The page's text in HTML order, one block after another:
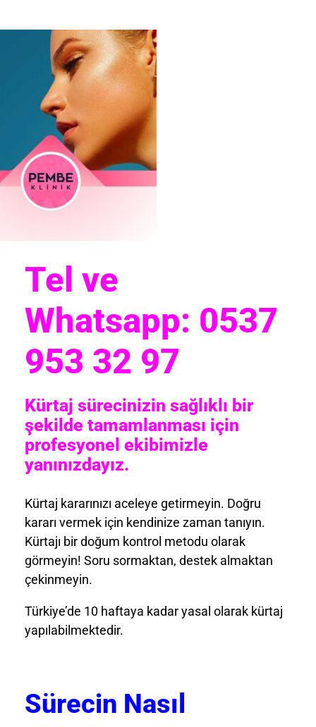
Tel ve
Whatsapp: 0537
953 32 97
Kürtaj sürecinizin sağlıklı bir
şekilde tamamlanması için
profesyonel ekibimizle
yanınızdayız.
Kürtaj kararınızı aceleye getirmeyin. Doğru
kararı vermek için kendinize zaman tanıyın.
Kürtajı bir doğum kontrol metodu olarak
görmeyin! Soru sormaktan, destek almaktan
çekinmeyin.
Türkiye’de 10 haftaya kadar yasal olarak kürtaj
yapılabilmektedir.
Sürecin Nasıl